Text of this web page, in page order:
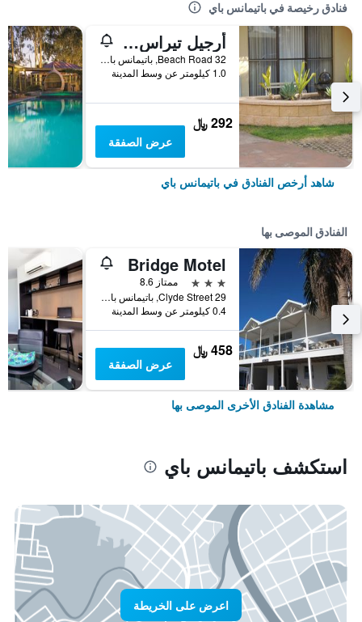
فنادق رخيصة في باتيمانس باي
أرجيل تيراس موتور إن
32 Beach Road, باتيمانس باي, NSW, أستراليا
1.0 كيلومتر عن وسط المدينة
292 ﷼
عرض الصفقة
شاهد أرخص الفنادق في باتيمانس باي
الفنادق الموصى بها
Bridge Motel
3 نجوم
ممتاز 8.6
29 Clyde Street, باتيمانس باي, NSW, أستراليا
0.4 كيلومتر عن وسط المدينة
458 ﷼
عرض الصفقة
مشاهدة الفنادق الأخرى الموصى بها
استكشف باتيمانس باي
اعرض على الخريطة